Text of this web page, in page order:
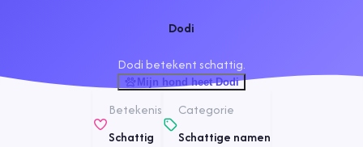
Dodi
Dodi betekent schattig.
Mijn hond heet Dodi
Betekenis
Schattig
Categorie
Schattige namen